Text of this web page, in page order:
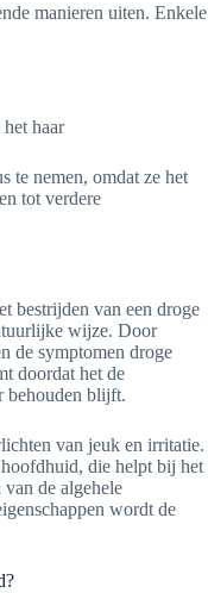
manieren uiten. Enkele
haar
te nemen, omdat ze het
tot verdere
bestrijden van een droge
wijze. Door
de symptomen droge
doordat het de
behouden blijft.
van jeuk en irritatie.
hoofdhuid, die helpt bij het
de algehele
wordt de